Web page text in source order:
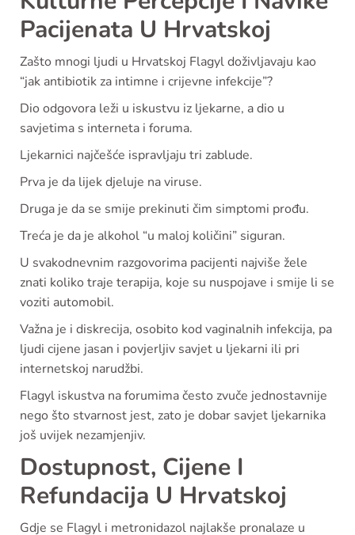
Pacijenata U Hrvatskoj
Zašto mnogi ljudi u Hrvatskoj Flagyl doživljavaju kao
“jak antibiotik za intimne i crijevne infekcije”?
Dio odgovora leži u iskustvu iz ljekarne, a dio u
savjetima s interneta i foruma.
Ljekarnici najčešće ispravljaju tri zablude.
Prva je da lijek djeluje na viruse.
Druga je da se smije prekinuti čim simptomi prođu.
Treća je da je alkohol “u maloj količini” siguran.
U svakodnevnim razgovorima pacijenti najviše žele
znati koliko traje terapija, koje su nuspojave i smije li se
voziti automobil.
Važna je i diskrecija, osobito kod vaginalnih infekcija, pa
ljudi cijene jasan i povjerljiv savjet u ljekarni ili pri
internetskoj narudžbi.
Flagyl iskustva na forumima često zvuče jednostavnije
nego što stvarnost jest, zato je dobar savjet ljekarnika
još uvijek nezamjenjiv.
Dostupnost, Cijene I
Refundacija U Hrvatskoj
Gdje se Flagyl i metronidazol najlakše pronalaze u